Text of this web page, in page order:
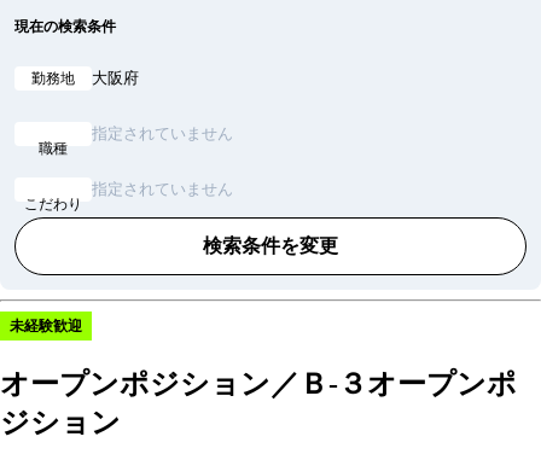
現在の検索条件
勤務地 大阪府
職種
指定されていません
こだわり
指定されていません
検索条件を変更
未経験歓迎
オープンポジション／Ｂ-３オープンポ
ジション